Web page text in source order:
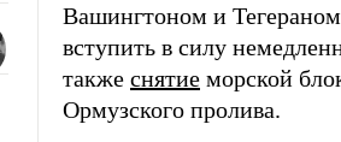
Вашингтоном и
вступить в силу
также снятие морской
Ормузского пролива.